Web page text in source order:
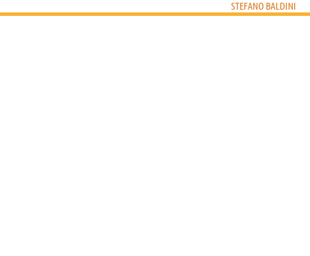
STEFANO BALDINI